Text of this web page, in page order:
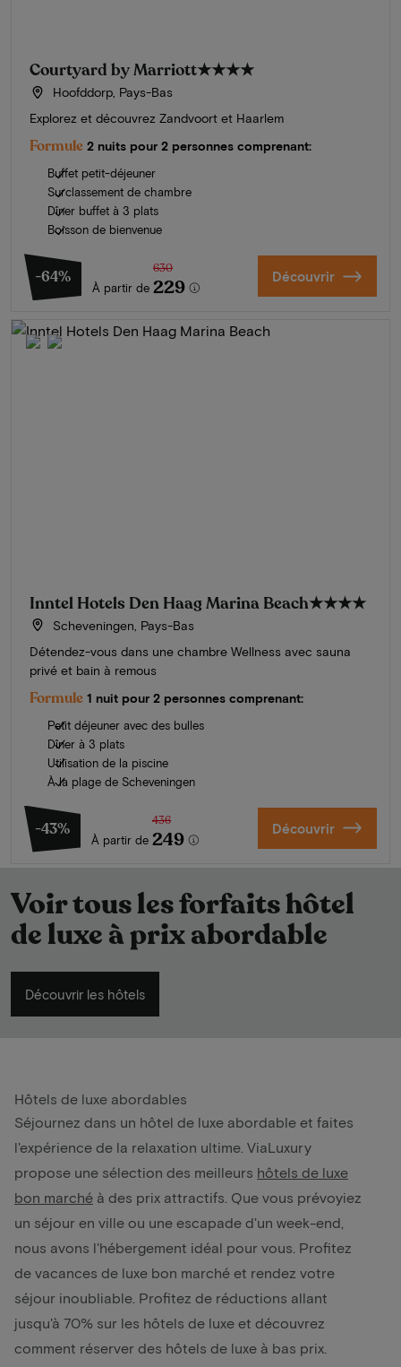
Courtyard by Marriott★★★★
Hoofddorp, Pays-Bas
Explorez et découvrez Zandvoort et Haarlem
Formule 2 nuits pour 2 personnes comprenant:
Buffet petit-déjeuner
Surclassement de chambre
Dîner buffet à 3 plats
Boisson de bienvenue
-64%
À partir de
630
229 Découvrir
Inntel Hotels Den Haag Marina Beach★★★★
Scheveningen, Pays-Bas
Détendez-vous dans une chambre Wellness avec sauna
privé et bain à remous
Formule 1 nuit pour 2 personnes comprenant:
Petit déjeuner avec des bulles
Dîner à 3 plats
Utilisation de la piscine
À la plage de Scheveningen
-43%
À partir de
436
249 Découvrir
Voir tous les forfaits hôtel
de luxe à prix abordable
Découvrir les hôtels
Hôtels de luxe abordables
Séjournez dans un hôtel de luxe abordable et faites
l'expérience de la relaxation ultime. ViaLuxury
propose une sélection des meilleurs hôtels de luxe
bon marché à des prix attractifs. Que vous prévoyiez
un séjour en ville ou une escapade d'un week-end,
nous avons l'hébergement idéal pour vous. Profitez
de vacances de luxe bon marché et rendez votre
séjour inoubliable. Profitez de réductions allant
jusqu'à 70% sur les hôtels de luxe et découvrez
comment réserver des hôtels de luxe à bas prix.